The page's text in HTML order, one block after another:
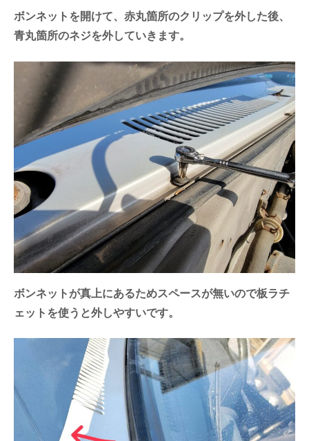
ボンネットを開けて、赤丸箇所のクリップを外した後、
青丸箇所のネジを外していきます。
ボンネットが真上にあるためスペースが無いので板ラチ
ェットを使うと外しやすいです。